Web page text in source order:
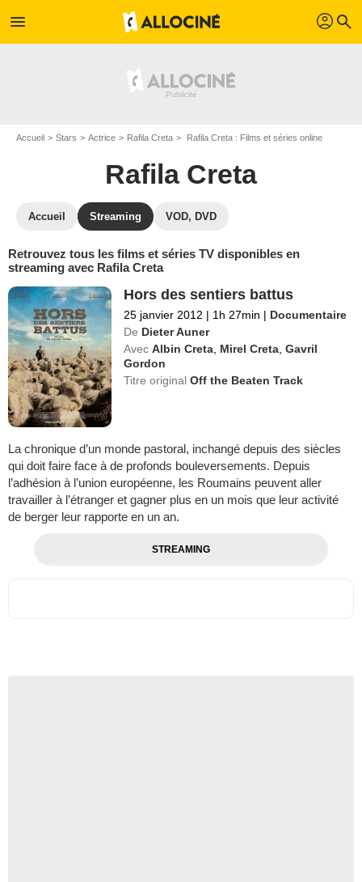
menu profil search
Accueil Stars Actrice Rafila Creta Rafila Creta : Films et séries online
Rafila Creta
Accueil Streaming VOD, DVD
Retrouvez tous les films et séries TV disponibles en
streaming avec Rafila Creta
Hors des sentiers battus
25 janvier 2012 | 1h 27min | Documentaire
De Dieter Auner
Avec Albin Creta Mirel Creta ,Gavril
Gordon
Titre originalOff the Beaten Track
La chronique d’un monde pastoral, inchangé depuis des siècles
qui doit faire face à de profonds bouleversements. Depuis
l’adhésion à l’union européenne, les Roumains peuvent aller
travailler à l’étranger et gagner plus en un mois que leur activité
de berger leur rapporte en un an.
STREAMING